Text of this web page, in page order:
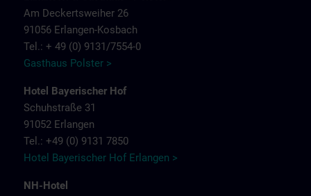
Am Deckertsweiher 26
91056 Erlangen-Kosbach
Tel.: + 49 (0) 9131/7554-0
Gasthaus Polster >
Hotel Bayerischer Hof
Schuhstraße 31
91052 Erlangen
Tel.: +49 (0) 9131 7850
Hotel Bayerischer Hof Erlangen >
NH-Hotel